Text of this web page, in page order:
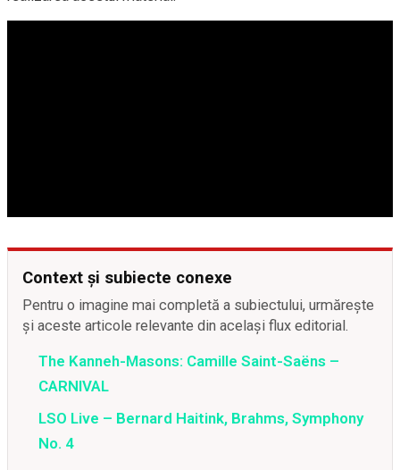
Context și subiecte conexe
Pentru o imagine mai completă a subiectului, urmărește
și aceste articole relevante din același flux editorial.
The Kanneh-Masons: Camille Saint-Saëns –
CARNIVAL
LSO Live – Bernard Haitink, Brahms, Symphony
No. 4